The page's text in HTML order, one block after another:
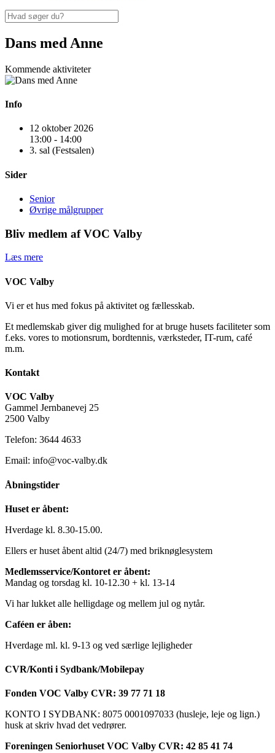
Dans med Anne
Kommende aktiviteter
Info
12 oktober 2026
13:00 - 14:00
3. sal (Festsalen)
Sider
Senior
Øvrige målgrupper
Bliv medlem af VOC Valby
Læs mere
VOC Valby
Vi er et hus med fokus på aktivitet og fællesskab.
Et medlemskab giver dig mulighed for at bruge husets faciliteter som
f.eks. vores to motionsrum, bordtennis, værksteder, IT-rum, café
m.m.
Kontakt
VOC Valby
Gammel Jernbanevej 25
2500 Valby
Telefon: 3644 4633
Email: info@voc-valby.dk
Åbningstider
Huset er åbent:
Hverdage kl. 8.30-15.00.
Ellers er huset åbent altid (24/7) med briknøglesystem
Medlemsservice/Kontoret er åbent:
Mandag og torsdag kl. 10-12.30 + kl. 13-14
Vi har lukket alle helligdage og mellem jul og nytår.
Caféen er åben:
Hverdage ml. kl. 9-13 og ved særlige lejligheder
CVR/Konti i Sydbank/Mobilepay
Fonden VOC Valby CVR: 39 77 71 18
KONTO I SYDBANK: 8075 0001097033 (husleje, leje og lign.)
husk at skriv hvad det vedrører.
Foreningen Seniorhuset VOC Valby CVR: 42 85 41 74